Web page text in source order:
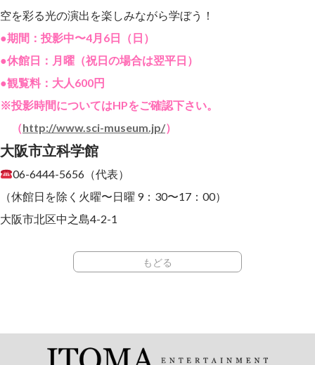
空を彩る光の演出を楽しみながら学ぼう！
●期間：投影中〜4月6日（日）
●休館日：月曜（祝日の場合は翌平日）
●観覧料：大人600円
※投影時間についてはHPをご確認下さい。
（http://www.sci-museum.jp/）
大阪市立科学館
06-6444-5656（代表）
（休館日を除く火曜〜日曜 9：30〜17：00）
大阪市北区中之島4-2-1
もどる